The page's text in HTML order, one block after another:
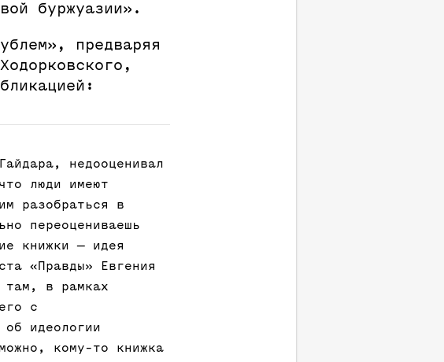
буржуазии».
предваряя
недооценивал
люди имеют
разобраться в
переоцениваешь
книжки — идея
«Правды» Евгения
там, в рамках
с
идеологии
кому-то книжка